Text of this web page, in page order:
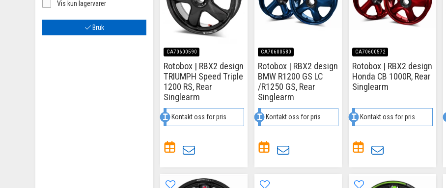
Vis kun lagervarer
Bruk
CA70600590
Rotobox | RBX2 design
TRIUMPH Speed Triple
1200 RS, Rear
Singlearm
Kontakt oss for pris
CA70600580
Rotobox | RBX2 design
BMW R1200 GS LC
/R1250 GS, Rear
Singlearm
Kontakt oss for pris
CA70600572
Rotobox | RBX2 design
Honda CB 1000R, Rear
Singlearm
Kontakt oss for pris